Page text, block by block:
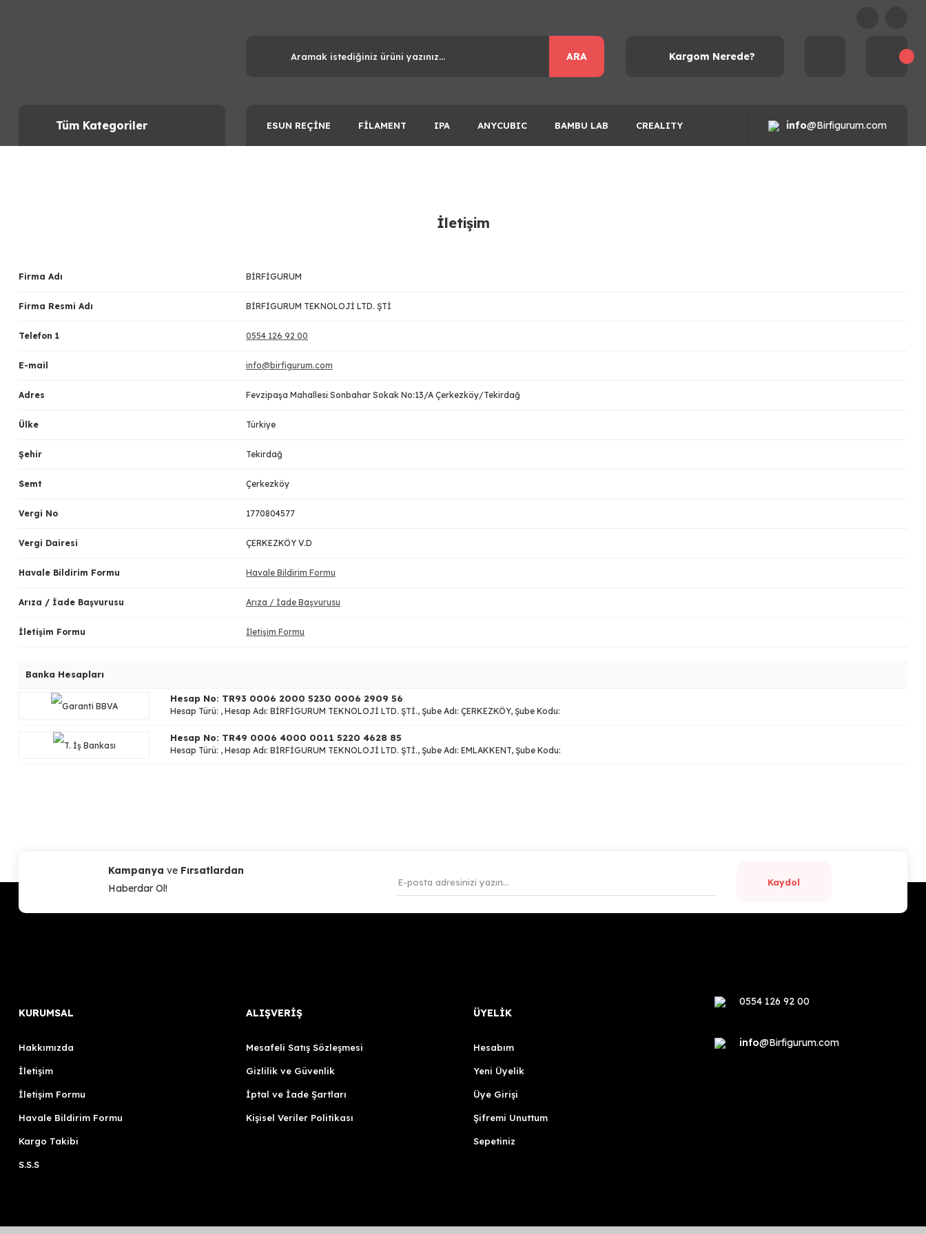
ARA Kargom Nerede?
Tüm Kategoriler ESUN REÇİNE FİLAMENT IPA ANYCUBIC BAMBU LAB CREALITY info@Birfigurum.com
İletişim
Firma Adı BİRFİGURUM
Firma Resmi Adı BİRFİGURUM TEKNOLOJİ LTD. ŞTİ
Telefon 1 0554 126 92 00
E-mail info@birfigurum.com
Adres Fevzipaşa Mahallesi Sonbahar Sokak No:13/A Çerkezköy/Tekirdağ
Ülke Türkiye
Şehir Tekirdağ
Semt Çerkezköy
Vergi No 1770804577
Vergi Dairesi ÇERKEZKÖY V.D
Havale Bildirim Formu Havale Bildirim Formu
Arıza / İade Başvurusu Arıza / İade Başvurusu
İletişim Formu İletişim Formu
Banka Hesapları
Hesap No: TR93 0006 2000 5230 0006 2909 56
Hesap Türü: , Hesap Adı: BİRFİGURUM TEKNOLOJİ LTD. ŞTİ., Şube Adı: ÇERKEZKÖY, Şube Kodu:
Hesap No: TR49 0006 4000 0011 5220 4628 85
Hesap Türü: , Hesap Adı: BİRFİGURUM TEKNOLOJİ LTD. ŞTİ., Şube Adı: EMLAKKENT, Şube Kodu:
Kampanya ve Fırsatlardan
Haberdar Ol!
Kaydol
KURUMSAL
Hakkımızda
İletişim
İletişim Formu
Havale Bildirim Formu
Kargo Takibi
S.S.S
ALIŞVERİŞ
Mesafeli Satış Sözleşmesi
Gizlilik ve Güvenlik
İptal ve İade Şartları
Kişisel Veriler Politikası
ÜYELİK
Hesabım
Yeni Üyelik
Üye Girişi
Şifremi Unuttum
Sepetiniz
0554 126 92 00
info@Birfigurum.com